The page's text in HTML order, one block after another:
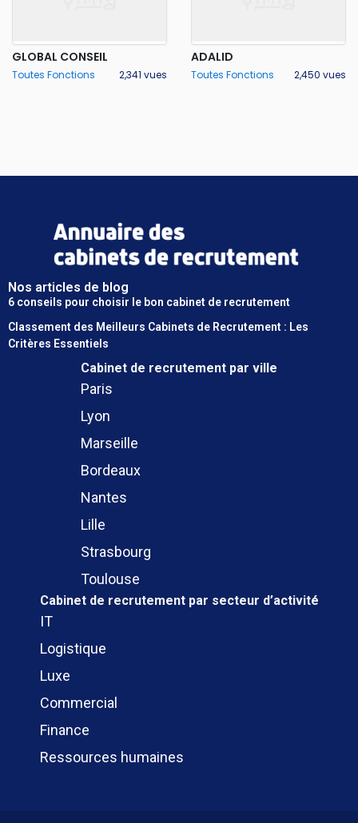
GLOBAL CONSEIL
Toutes Fonctions 2,341 vues
ADALID
Toutes Fonctions 2,450 vues
Nos articles de blog
6 conseils pour choisir le bon cabinet de recrutement
Classement des Meilleurs Cabinets de Recrutement : Les
Critères Essentiels
Cabinet de recrutement par ville
Paris
Lyon
Marseille
Bordeaux
Nantes
Lille
Strasbourg
Toulouse
Cabinet de recrutement par secteur d’activité
IT
Logistique
Luxe
Commercial
Finance
Ressources humaines